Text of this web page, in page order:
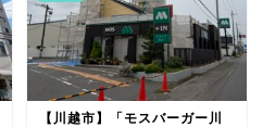
【川越市】「モスバーガー川